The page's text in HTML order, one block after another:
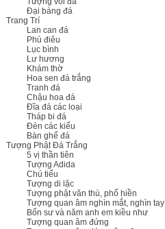
Đại bàng đá
Trang Trí
Lan can đá
Phù điêu
Lục bình
Lư hương
Khám thờ
Hoa sen đá trắng
Tranh đá
Chậu hoa đá
Đĩa đá các loại
Tháp bi đá
Đèn các kiểu
Bàn ghế đá
Tượng Phật Đá Trắng
5 vị thần tiên
Tượng Adida
Chú tiểu
Tượng di lặc
Tượng phật văn thù, phổ hiền
Tượng quan âm nghìn mắt, nghìn tay
Bổn sư và năm anh em kiều như
Tượng quan âm đứng